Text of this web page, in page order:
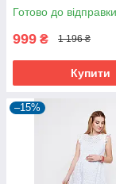
Готово до відправки
999 ₴ 1 196 ₴
Купити
–15%